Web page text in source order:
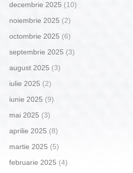
decembrie 2025 (10)
noiembrie 2025 (2)
octombrie 2025 (6)
septembrie 2025 (3)
august 2025 (3)
iulie 2025 (2)
iunie 2025 (9)
mai 2025 (3)
aprilie 2025 (8)
martie 2025 (5)
februarie 2025 (4)